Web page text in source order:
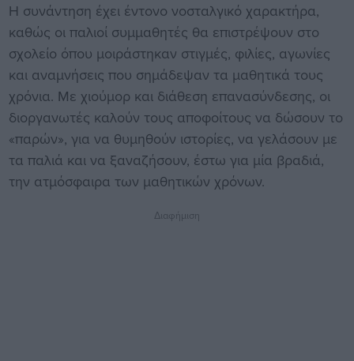
Η συνάντηση έχει έντονο νοσταλγικό χαρακτήρα,
καθώς οι παλιοί συμμαθητές θα επιστρέψουν στο
σχολείο όπου μοιράστηκαν στιγμές, φιλίες, αγωνίες
και αναμνήσεις που σημάδεψαν τα μαθητικά τους
χρόνια. Με χιούμορ και διάθεση επανασύνδεσης, οι
διοργανωτές καλούν τους αποφοίτους να δώσουν το
«παρών», για να θυμηθούν ιστορίες, να γελάσουν με
τα παλιά και να ξαναζήσουν, έστω για μία βραδιά,
την ατμόσφαιρα των μαθητικών χρόνων.
Διαφήμιση